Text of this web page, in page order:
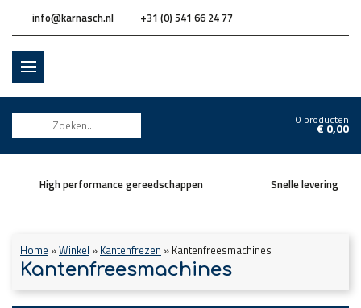
info@karnasch.nl +31 (0) 541 66 24 77
0 producten
€0,00
High performance gereedschappen Snelle levering
Home »Winkel » Kantenfrezen » Kantenfreesmachines
Kantenfreesmachines